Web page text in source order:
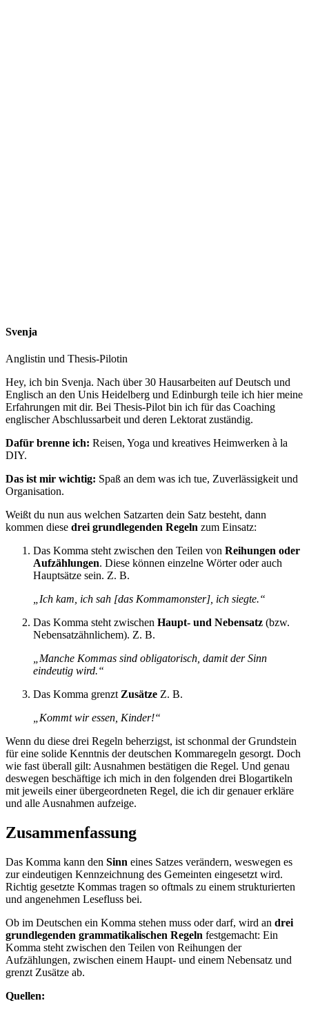
Svenja
Anglistin und Thesis-Pilotin
Hey, ich bin Svenja. Nach über 30 Hausarbeiten auf Deutsch und
Englisch an den Unis Heidelberg und Edinburgh teile ich hier meine
Erfahrungen mit dir. Bei Thesis-Pilot bin ich für das Coaching
englischer Abschlussarbeit und deren Lektorat zuständig.
Dafür brenne ich: Reisen, Yoga und kreatives Heimwerken à la
DIY.
Das ist mir wichtig: Spaß an dem was ich tue, Zuverlässigkeit und
Organisation.
Weißt du nun aus welchen Satzarten dein Satz besteht, dann
kommen diese drei grundlegenden Regeln zum Einsatz:
Das Komma steht zwischen den Teilen von Reihungen oder
Aufzählungen. Diese können einzelne Wörter oder auch
Hauptsätze sein. Z. B.
„Ich kam, ich sah [das Kommamonster] , ich siegte.“
Das Komma steht zwischen Haupt- und Nebensatz (bzw.
Nebensatzähnlichem). Z. B.
„Manche Kommas sind obligatorisch, damit der Sinn
eindeutig wird.“
Das Komma grenzt Zusätze Z. B.
„Kommt wir essen, Kinder!“
Wenn du diese drei Regeln beherzigst, ist schonmal der Grundstein
für eine solide Kenntnis der deutschen Kommaregeln gesorgt. Doch
wie fast überall gilt: Ausnahmen bestätigen die Regel. Und genau
deswegen beschäftige ich mich in den folgenden drei Blogartikeln
mit jeweils einer übergeordneten Regel, die ich dir genauer erkläre
und alle Ausnahmen aufzeige.
Zusammenfassung
Das Komma kann den Sinn eines Satzes verändern, weswegen es
zur eindeutigen Kennzeichnung des Gemeinten eingesetzt wird.
Richtig gesetzte Kommas tragen so oftmals zu einem strukturierten
und angenehmen Lesefluss bei.
Ob im Deutschen ein Komma stehen muss oder darf, wird an drei
grundlegenden grammatikalischen Regeln festgemacht: Ein
Komma steht zwischen den Teilen von Reihungen der
Aufzählungen, zwischen einem Haupt- und einem Nebensatz und
grenzt Zusätze ab.
Quellen: